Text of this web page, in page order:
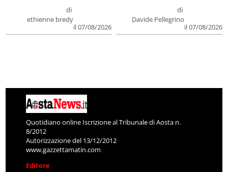
di
ethienne bredy
il 07/08/2026
di
Davide Pellegrino
il 07/08/2026
Quotidiano online Iscrizione al Tribunale di Aosta n.
8/2012
Autorizzazione del 13/12/2012
www.gazzettamatin.com
Editore